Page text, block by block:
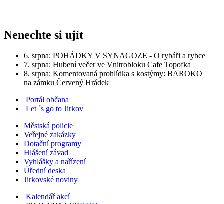
Nenechte si ujít
6. srpna: POHÁDKY V SYNAGOZE - O rybáři a rybce
7. srpna: Hubení večer ve Vnitrobloku Cafe Topofka
8. srpna: Komentovaná prohlídka s kostýmy: BAROKO
na zámku Červený Hrádek
Portál občana
Let ´s go to Jirkov
Městská policie
Veřejné zakázky
Dotační programy
Hlášení závad
Vyhlášky a nařízení
Úřední deska
Jirkovské noviny
Kalendář akcí